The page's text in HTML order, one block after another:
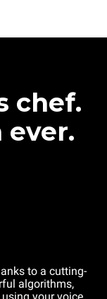
chef.
ever.
to a cutting-
algorithms,